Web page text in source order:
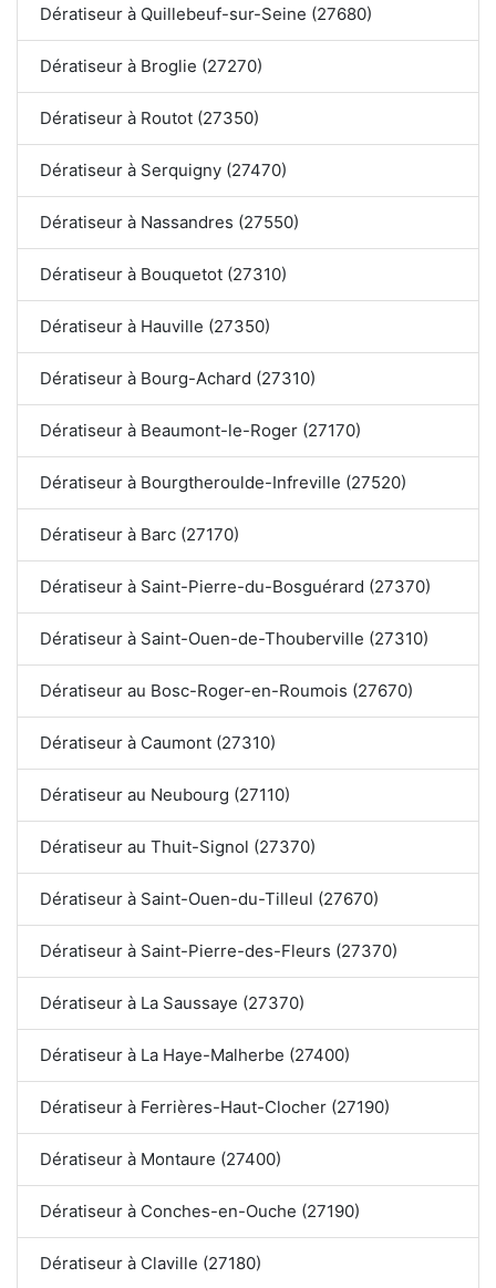
Dératiseur à Quillebeuf-sur-Seine (27680)
Dératiseur à Broglie (27270)
Dératiseur à Routot (27350)
Dératiseur à Serquigny (27470)
Dératiseur à Nassandres (27550)
Dératiseur à Bouquetot (27310)
Dératiseur à Hauville (27350)
Dératiseur à Bourg-Achard (27310)
Dératiseur à Beaumont-le-Roger (27170)
Dératiseur à Bourgtheroulde-Infreville (27520)
Dératiseur à Barc (27170)
Dératiseur à Saint-Pierre-du-Bosguérard (27370)
Dératiseur à Saint-Ouen-de-Thouberville (27310)
Dératiseur au Bosc-Roger-en-Roumois (27670)
Dératiseur à Caumont (27310)
Dératiseur au Neubourg (27110)
Dératiseur au Thuit-Signol (27370)
Dératiseur à Saint-Ouen-du-Tilleul (27670)
Dératiseur à Saint-Pierre-des-Fleurs (27370)
Dératiseur à La Saussaye (27370)
Dératiseur à La Haye-Malherbe (27400)
Dératiseur à Ferrières-Haut-Clocher (27190)
Dératiseur à Montaure (27400)
Dératiseur à Conches-en-Ouche (27190)
Dératiseur à Claville (27180)